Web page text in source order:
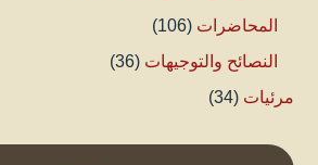
المحاضرات (106)
النصائح والتوجيهات (36)
مرئيات (34)